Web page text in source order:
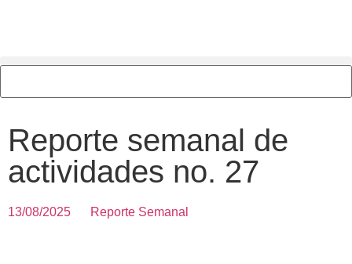
Reporte semanal de
actividades no. 27
13/08/2025 Reporte Semanal